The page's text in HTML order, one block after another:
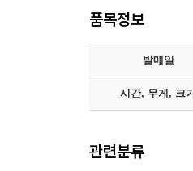
품목정보
발매일
시간, 무게, 크기
관련분류